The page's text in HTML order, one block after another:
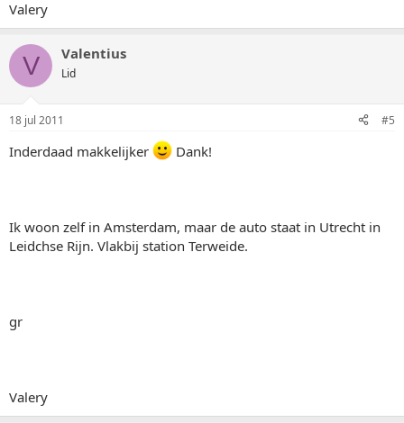
Valery
V Valentius
Lid
18 jul 2011 #5
Inderdaad makkelijker Dank!
Ik woon zelf in Amsterdam, maar de auto staat in Utrecht in
Leidchse Rijn. Vlakbij station Terweide.
gr
Valery